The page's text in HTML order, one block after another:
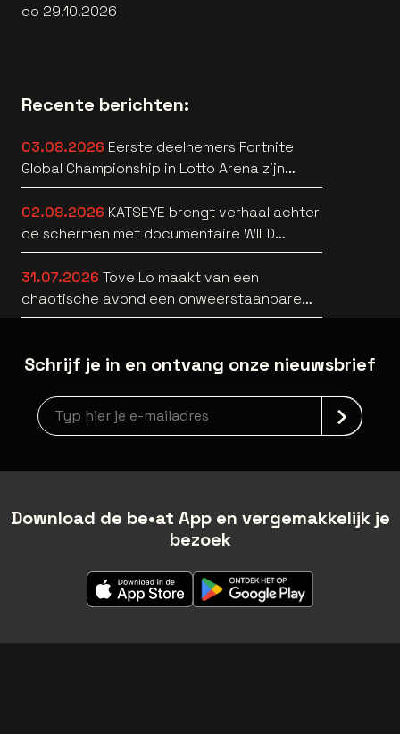
do 29.10.2026
Recente berichten:
03.08.2026 Eerste deelnemers Fortnite
Global Championship in Lotto Arena zijn
bekend
02.08.2026 KATSEYE brengt verhaal achter
de schermen met documentaire WILD
HEARTS [trailer]
31.07.2026 Tove Lo maakt van een
chaotische avond een onweerstaanbare
popsong
Schrijf je in en ontvang onze nieuwsbrief
Nieuwsbrief aanmelding
Download de be•at App en vergemakkelijk je
bezoek